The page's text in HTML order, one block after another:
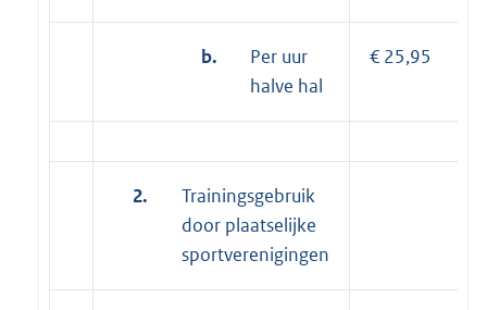
b.
Per uur
halve hal
€ 25,95
2.
Trainingsgebruik
door plaatselijke
sportverenigingen